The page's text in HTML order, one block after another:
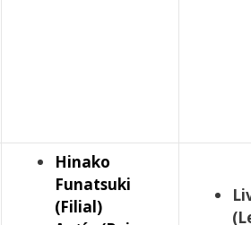
Hinako
Funatsuki
(Filial)
(